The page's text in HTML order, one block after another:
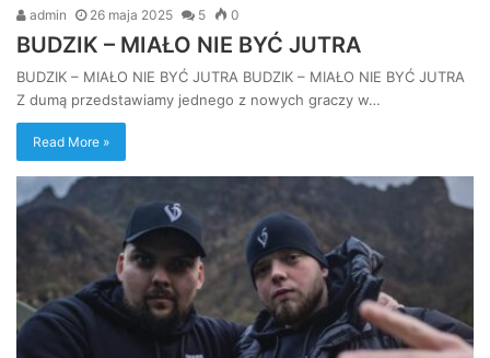
admin 26 maja 2025 5 0
BUDZIK – MIAŁO NIE BYĆ JUTRA
BUDZIK – MIAŁO NIE BYĆ JUTRA BUDZIK – MIAŁO NIE BYĆ JUTRA
Z dumą przedstawiamy jednego z nowych graczy w…
Read More »